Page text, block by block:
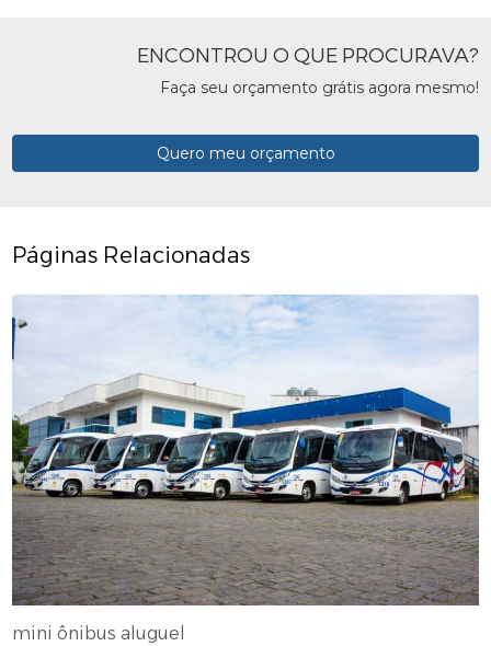
ENCONTROU O QUE PROCURAVA?
Faça seu orçamento grátis agora mesmo!
Quero meu orçamento
Páginas Relacionadas
mini ônibus aluguel